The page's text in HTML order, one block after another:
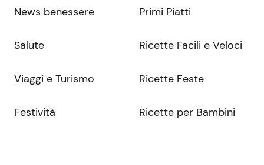
News benessere
Salute
Viaggi e Turismo
Festività
Primi Piatti
Ricette Facili e Veloci
Ricette Feste
Ricette per Bambini